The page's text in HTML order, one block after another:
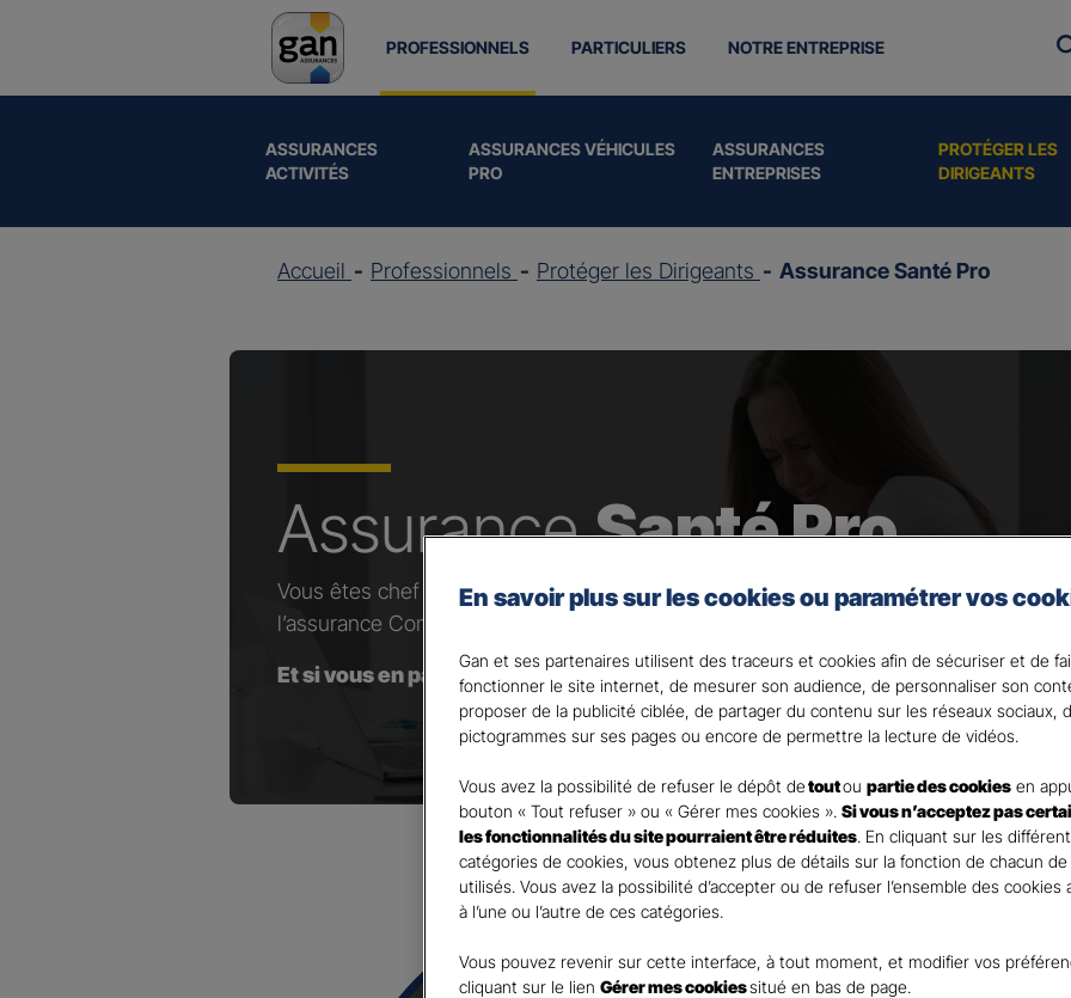
PROFESSIONNELS
ASSURANCES
ACTIVITÉS
ASSURANCES VÉHICULES
PRO
ASSURANCES
ENTREPRISES
PROTÉGER LES
DIRIGEANTS
PARTICULIERS NOTRE ENTREPRISE
Accueil Professionnels Protéger les Dirigeants Assurance Santé Pro
AssuranceSanté Pro
Vous êtes chef d’entreprise, artisan, commerçant, agriculteur ou vous exercez
l’assurance Complémentaire Santé Gan, nous faisons de votre santé un actif
Et si vous en parliez avec votre Agent général ?
En savoir plus sur les cookies ou paramétrer vos
Gan et ses partenaires utilisent des traceurs et cookies afin de sécuriser et de
fonctionner le site internet, de mesurer son audience, de personnaliser son
proposer de la publicité ciblée, de partager du contenu sur les réseaux sociaux,
pictogrammes sur ses pages ou encore de permettre la lecture de vidéos.
Vous avez la possibilité de refuser le dépôt detoutou partie des cookies en
bouton « Tout refuser » ou « Gérer mes cookies ». Si vous n’acceptez pas
les fonctionnalités du site pourraient être réduites. En cliquant sur les
catégories de cookies, vous obtenez plus de détails sur la fonction de chacun
utilisés. Vous avez la possibilité d’accepter ou de refuser l’ensemble des cookies
à l’une ou l’autre de ces catégories.
Vous pouvez revenir sur cette interface, à tout moment, et modifier vos
cliquant sur le lien Gérer mes cookiessitué en bas de page.